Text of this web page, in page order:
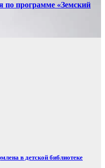
по программе «Земский
в детской библиотеке